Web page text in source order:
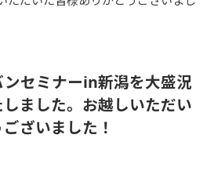
セミナーin新潟を大盛況
ました。お越しいただい
ざいました！